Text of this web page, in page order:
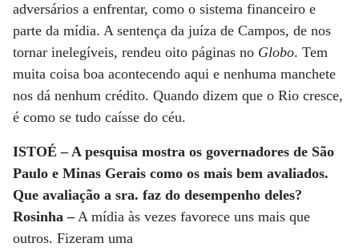
adversários a enfrentar, como o sistema financeiro e
parte da mídia. A sentença da juíza de Campos, de nos
tornar inelegíveis, rendeu oito páginas no Globo. Tem
muita coisa boa acontecendo aqui e nenhuma manchete
nos dá nenhum crédito. Quando dizem que o Rio cresce,
é como se tudo caísse do céu.
ISTOÉ – A pesquisa mostra os governadores de São
Paulo e Minas Gerais como os mais bem avaliados.
Que avaliação a sra. faz do desempenho deles?
Rosinha –A mídia às vezes favorece uns mais que
outros. Fizeram uma